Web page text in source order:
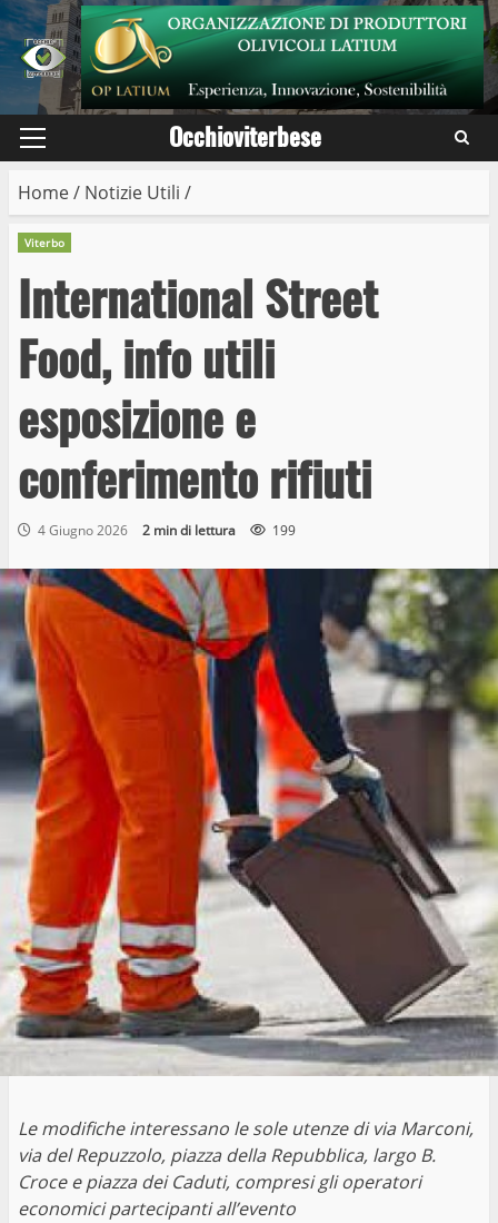
Skip
to
content
Primary
Occhioviterbese
Home/ Notizie Utili /
Viterbo
International Street
Food, info utili
esposizione e
conferimento rifiuti
4 Giugno 2026 2 min di lettura 199
Le modifiche interessano le sole utenze di via Marconi,
via del Repuzzolo, piazza della Repubblica, largo B.
Croce e piazza dei Caduti, compresi gli operatori
economici partecipanti all’evento